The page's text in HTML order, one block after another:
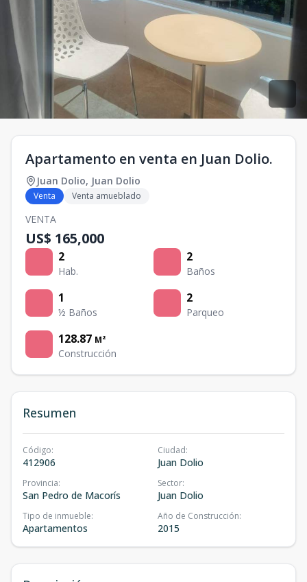
Apartamento en venta en Juan Dolio.
Juan Dolio, Juan Dolio
Venta Venta amueblado
VENTA
US$ 165,000
2
Hab.
2
Baños
1
½ Baños
2
Parqueo
128.87 M²
Construcción
Resumen
Código:
412906
Ciudad:
Juan Dolio
Provincia:
San Pedro de Macorís
Sector:
Juan Dolio
Tipo de inmueble:
Apartamentos
Año de Construcción:
2015